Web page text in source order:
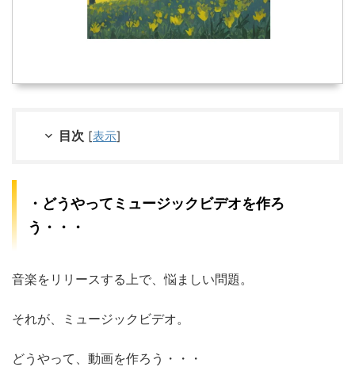
目次 [表示]
・どうやってミュージックビデオを作ろ
う・・・
音楽をリリースする上で、悩ましい問題。
それが、ミュージックビデオ。
どうやって、動画を作ろう・・・